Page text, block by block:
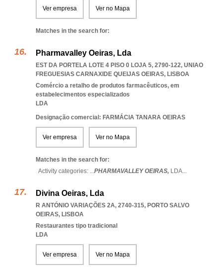
Ver empresa Ver no Mapa
Matches in the search for:
Pharmavalley Oeiras, Lda
EST DA PORTELA LOTE 4 PISO 0 LOJA 5, 2790-122, UNIAO
FREGUESIAS CARNAXIDE QUEIJAS OEIRAS, LISBOA
Comércio a retalho de produtos farmacêuticos, em
estabelecimentos especializados
LDA
Designação comercial: FARMÁCIA TANARA OEIRAS
Ver empresa Ver no Mapa
Matches in the search for:
Activity categories: ...PHARMAVALLEY OEIRAS, LDA...
Divina Oeiras, Lda
R ANTÓNIO VARIAÇÕES 2A, 2740-315, PORTO SALVO
OEIRAS, LISBOA
Restaurantes tipo tradicional
LDA
Ver empresa Ver no Mapa